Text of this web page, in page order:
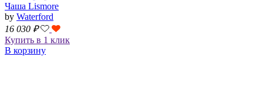
Чаша Lismore
by Waterford
16 030 ₽
Купить в 1 клик
В корзину